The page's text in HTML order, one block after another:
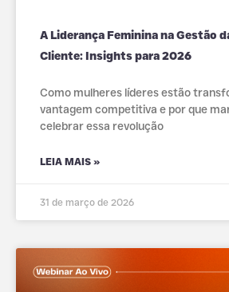
A Liderança Feminina na Gestão
Cliente: Insights para 2026
Como mulheres líderes estão
vantagem competitiva e por que
celebrar essa revolução
LEIA MAIS »
31 de março de 2026